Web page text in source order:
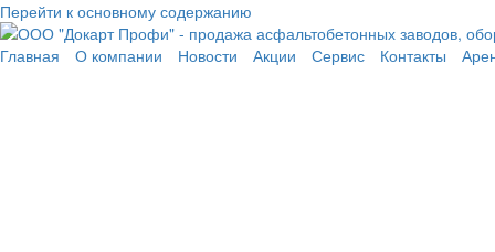
Перейти к основному содержанию
Главная
О компании Новости Акции Сервис Контакты